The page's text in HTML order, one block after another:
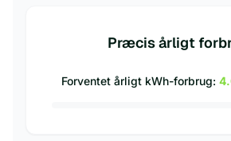
Præcis årligt
Forventet årligt kWh-forbrug: